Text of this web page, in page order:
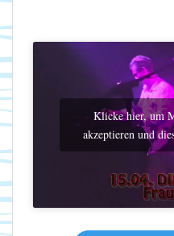
Klicke hier, um
akzeptieren und